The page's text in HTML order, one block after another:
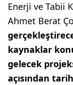
Enerji ve Tabii
Ahmet Berat
kaynaklar
gelecek
açısından